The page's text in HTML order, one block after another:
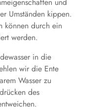
Umständen kippen.
können durch ein
werden.
in die
wir die Ente
Wasser zu
des